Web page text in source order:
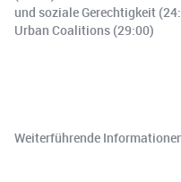
und soziale Gerechtigkeit
Urban Coalitions (29:00)
Weiterführende